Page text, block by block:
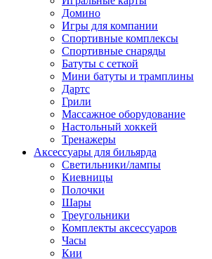
Домино
Игры для компании
Спортивные комплексы
Спортивные снаряды
Батуты с сеткой
Мини батуты и трамплины
Дартс
Грили
Массажное оборудование
Настольный хоккей
Тренажеры
Аксессуары для бильярда
Светильники/лампы
Киевницы
Полочки
Шары
Треугольники
Комплекты аксессуаров
Часы
Кии